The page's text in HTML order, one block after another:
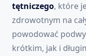
tętniczego, które
zdrowotnym na
powodować
krótkim, jak i